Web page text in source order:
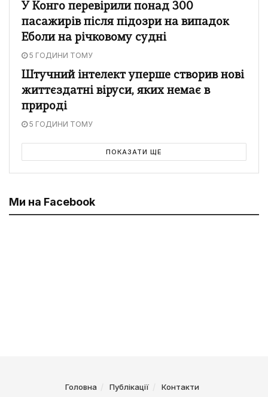
У Конго перевірили понад 300
пасажирів після підозри на випадок
Еболи на річковому судні
5 ГОДИНИ ТОМУ
Штучний інтелект уперше створив нові
життєздатні віруси, яких немає в
природі
5 ГОДИНИ ТОМУ
ПОКАЗАТИ ЩЕ
Ми на Facebook
Головна Публікації Контакти